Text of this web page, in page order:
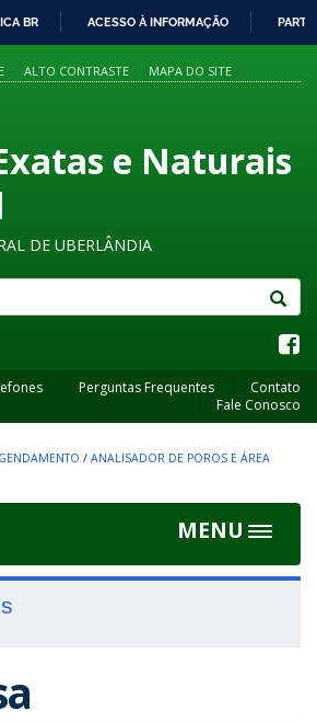
PARA
O
BR ACESSO À INFORMAÇÃO
ALTO CONTRASTE MAPA DO SITE
e Naturais
DE UBERLÂNDIA
Perguntas Frequentes
Contato
Fale Conosco
/ ANALISADOR DE POROS E ÁREA
MENU
Toggle